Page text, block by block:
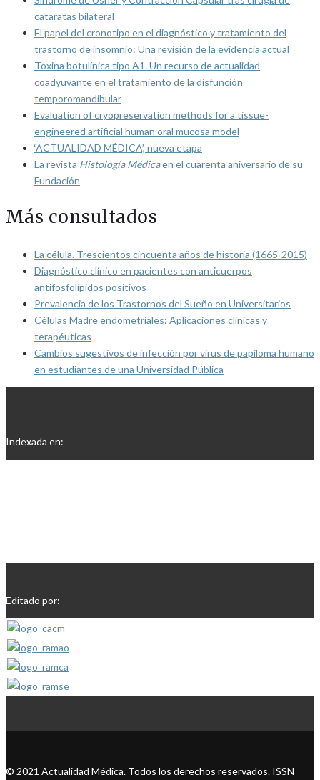
cataratas bilateral
El papel del cronotipo en el diagnóstico y tratamiento del
trastorno de insomnio: Una revisión de la evidencia actual
Toxina botulínica tipo A1. Un recurso de actualidad
coadyuvante en el tratamiento de la disfunción
temporomandibular
Evaluation of cryopreservation methods for a tissue-
engineered artificial human oral mucosa model
‘ACTUALIDAD MÉDICA’, nueva etapa
La revista Histología Médicaen el cuarenta aniversario de su
Fundación
Más consultados
La célula. Trescientos cincuenta años de historia (1665-2015)
Diagnóstico clínico en pacientes con anticuerpos
antifosfolípidos positivos
Prevalencia de los Trastornos del Sueño en Universitarios
Células Madre endometriales: Aplicaciones clínicas y
terapéuticas
Cambios sugestivos de infección por virus de papiloma humano
en estudiantes de una Universidad Pública
Indexada en:
Editado por:
© 2021 Actualidad Médica. Todos los derechos reservados. ISSN